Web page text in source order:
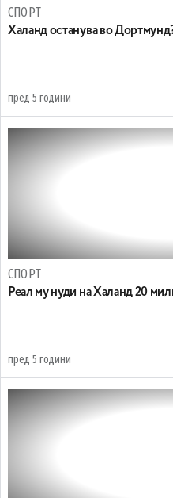
СПОРТ
Халанд останува во
пред 5 години
СПОРТ
Реал му нуди на Халанд 20
пред 5 години